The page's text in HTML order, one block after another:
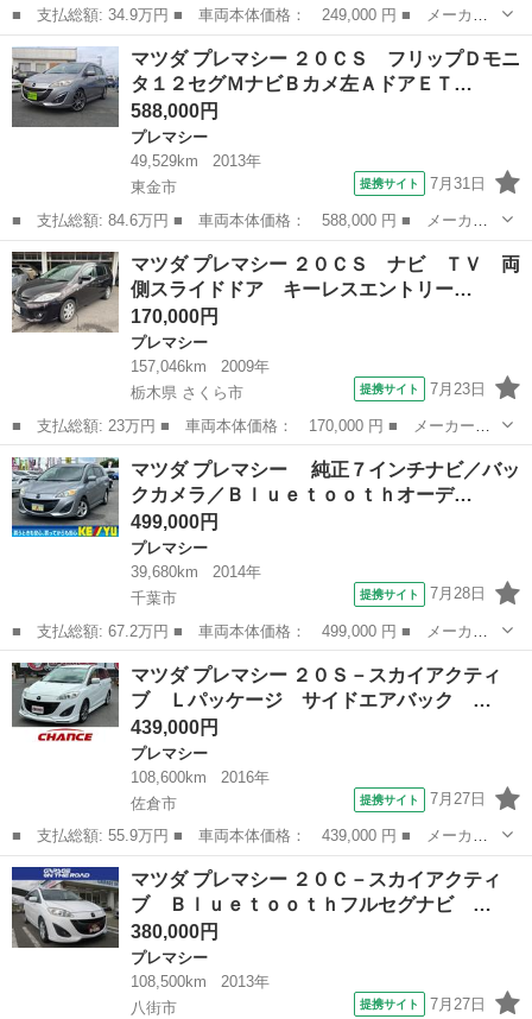
■ 支払総額: 34.9万円 ■ 車両本体価格： 249,000 円 ■ メーカー
名： マツダ ■ 車種名： プレマシー ■ グレード名： ２０Ｃ
Ｓ 禁煙車Ｂｌｕｅｔｏｏｔｈ ドライブレコーダー ＥＴＣ バッ
クカメラ ナビ...
千葉 白井市 プレマシー
マツダ プレマシー ２０ＣＳ フリップＤモニ
タ１２セグＭナビＢカメ左ＡドアＥＴ…
588,000円
プレマシー
49,529km
2013年
東金市
提携サイト 7月31日
■ 支払総額: 84.6万円 ■ 車両本体価格： 588,000 円 ■ メーカー
名： マツダ ■ 車種名： プレマシー ■ グレード名： ２０Ｃ
Ｓ フリップＤモニタ１２セグＭナビＢカメ左ＡドアＥＴＣキーフリ
ー ■ 排気量...
千葉 東金市 プレマシー
マツダ プレマシー ２０ＣＳ ナビ ＴＶ 両
側スライドドア キーレスエントリー…
170,000円
プレマシー
157,046km
2009年
栃木県 さくら市
提携サイト 7月23日
■ 支払総額: 23万円 ■ 車両本体価格： 170,000 円 ■ メーカー
名： マツダ ■ 車種名： プレマシー ■ グレード名： ２０Ｃ
Ｓ ナビ ＴＶ 両側スライドドア キーレスエントリー 電動格納
ミラー ３列シート...
栃木 さくら市 プレマシー
マツダ プレマシー 純正７インチナビ／バッ
クカメラ／Ｂｌｕｅｔｏｏｔｈオーデ…
499,000円
プレマシー
39,680km
2014年
千葉市
提携サイト 7月28日
■ 支払総額: 67.2万円 ■ 車両本体価格： 499,000 円 ■ メーカー
名： マツダ ■ 車種名： プレマシー ■ グレード名： 純正７
インチナビ／バックカメラ／Ｂｌｕｅｔｏｏｔｈオーディオ／ＬＥＤ
ヘッドライト...
千葉 千葉市 プレマシー
マツダ プレマシー ２０Ｓ－スカイアクティ
ブ Ｌパッケージ サイドエアバック …
439,000円
プレマシー
108,600km
2016年
佐倉市
提携サイト 7月27日
■ 支払総額: 55.9万円 ■ 車両本体価格： 439,000 円 ■ メーカー
名： マツダ ■ 車種名： プレマシー ■ グレード名： ２０Ｓ－
スカイアクティブ Ｌパッケージ サイドエアバック ＥＴＣ１．
０ 純正アルミ...
千葉 佐倉市 プレマシー
マツダ プレマシー ２０Ｃ－スカイアクティ
ブ Ｂｌｕｅｔｏｏｔｈフルセグナビ …
380,000円
プレマシー
108,500km
2013年
八街市
提携サイト 7月27日